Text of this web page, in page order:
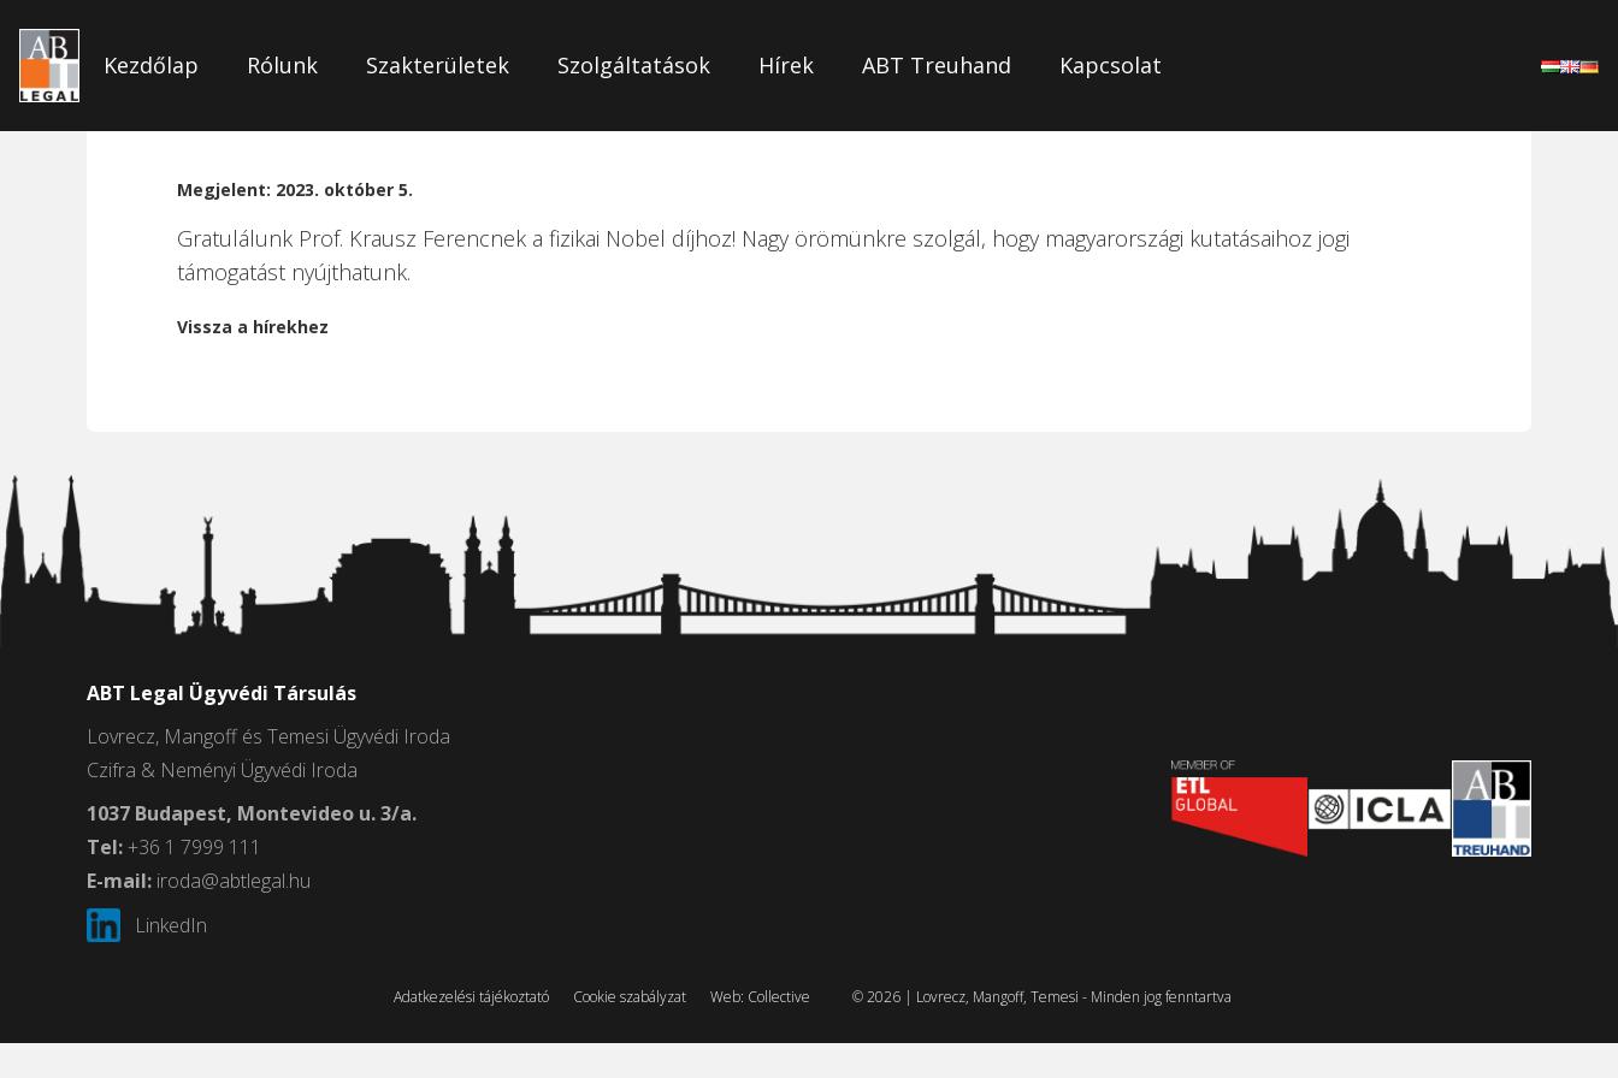
Kezdőlap Rólunk Szakterületek Szolgáltatások Hírek ABT Treuhand Kapcsolat
Prof. Krausz Ferenc Nobel díjas
P
Megjelent: 2023. október 5.
Gratulálunk Prof. Krausz Ferencnek a fizikai Nobel díjhoz! Nagy örömünkre szolgál, hogy magyarországi kutatásaihoz jogi
támogatást nyújthatunk.
Vissza a hírekhez
ABT Legal Ügyvédi Társulás
Lovrecz, Mangoff és Temesi Ügyvédi Iroda
Czifra & Neményi Ügyvédi Iroda
1037 Budapest, Montevideo u. 3/a.
Tel:+36 1 7999 111
E-mail: iroda@abtlegal.hu
LinkedIn
Adatkezelési tájékoztató Cookie szabályzat Web: Collective © 2026 | Lovrecz, Mangoff, Temesi - Minden jog fenntartva